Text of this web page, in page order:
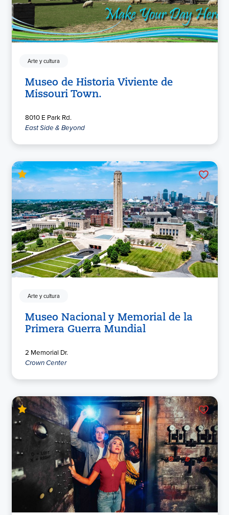
Arte y cultura
Museo de Historia Viviente de
Missouri Town.
8010 E Park Rd.
East Side & Beyond
Arte y cultura
Museo Nacional y Memorial de la
Primera Guerra Mundial
2 Memorial Dr.
Crown Center